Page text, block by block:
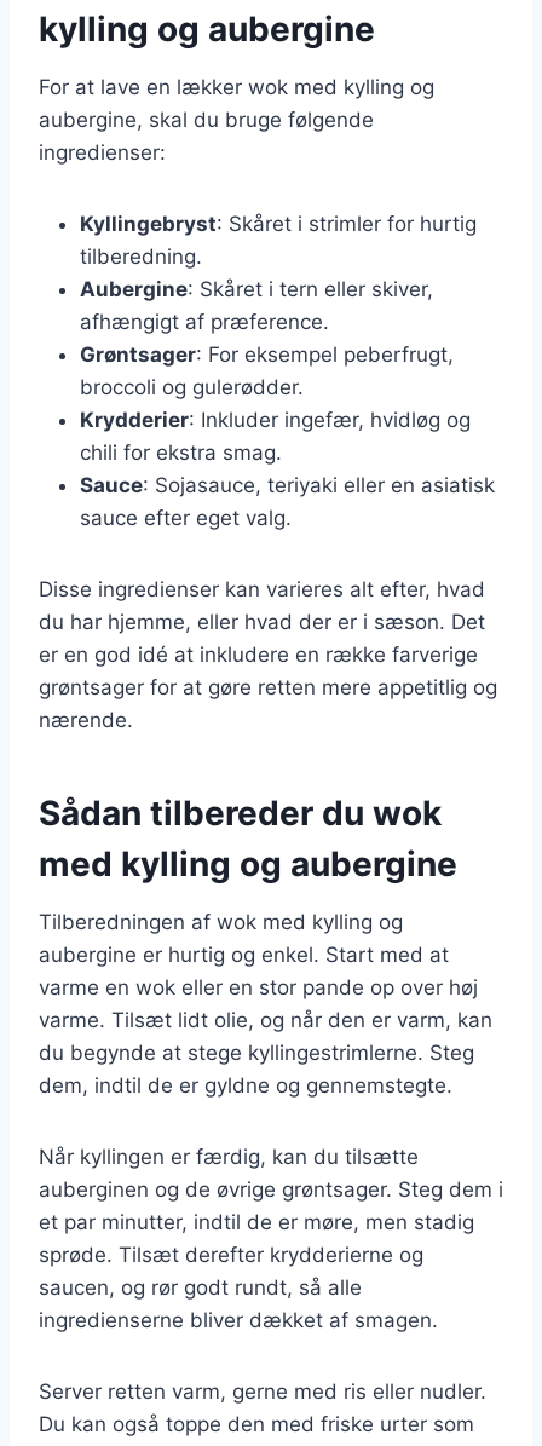
kylling og aubergine
For at lave en lækker wok med kylling og
aubergine, skal du bruge følgende
ingredienser:
Kyllingebryst: Skåret i strimler for hurtig
tilberedning.
Aubergine: Skåret i tern eller skiver,
afhængigt af præference.
Grøntsager: For eksempel peberfrugt,
broccoli og gulerødder.
Krydderier: Inkluder ingefær, hvidløg og
chili for ekstra smag.
Sauce: Sojasauce, teriyaki eller en asiatisk
sauce efter eget valg.
Disse ingredienser kan varieres alt efter, hvad
du har hjemme, eller hvad der er i sæson. Det
er en god idé at inkludere en række farverige
grøntsager for at gøre retten mere appetitlig og
nærende.
Sådan tilbereder du wok
med kylling og aubergine
Tilberedningen af wok med kylling og
aubergine er hurtig og enkel. Start med at
varme en wok eller en stor pande op over høj
varme. Tilsæt lidt olie, og når den er varm, kan
du begynde at stege kyllingestrimlerne. Steg
dem, indtil de er gyldne og gennemstegte.
Når kyllingen er færdig, kan du tilsætte
auberginen og de øvrige grøntsager. Steg dem i
et par minutter, indtil de er møre, men stadig
sprøde. Tilsæt derefter krydderierne og
saucen, og rør godt rundt, så alle
ingredienserne bliver dækket af smagen.
Server retten varm, gerne med ris eller nudler.
Du kan også toppe den med friske urter som